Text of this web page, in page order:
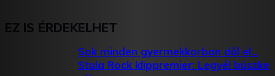
EZ IS ÉRDEKELHET
Sok minden gyermekkorban dől el…
Stula Rock klippremier: Legyél büszke